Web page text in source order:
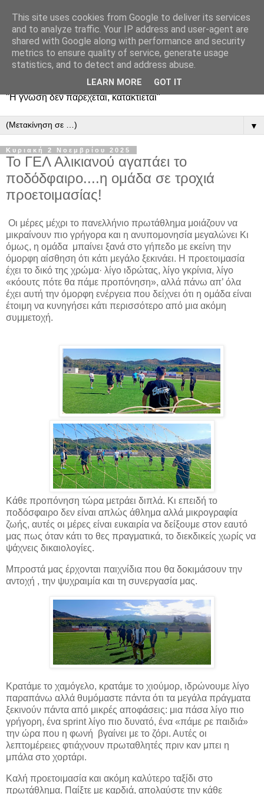
"Η γνώση δεν παρέχεται, κατακτιέται"
▼
Κυριακή 2 Νοεμβρίου 2025
Το ΓΕΛ Αλικιανού αγαπάει το
ποδόδφαιρο....η ομάδα σε τροχιά
προετοιμασίας!
Οι μέρες μέχρι το πανελλήνιο πρωτάθλημα μοιάζουν να
μικραίνουν πιο γρήγορα και η ανυπομονησία μεγαλώνει Κι
όμως, η ομάδα μπαίνει ξανά στο γήπεδο με εκείνη την
όμορφη αίσθηση ότι κάτι μεγάλο ξεκινάει. Η προετοιμασία
έχει το δικό της χρώμα· λίγο ιδρώτας, λίγο γκρίνια, λίγο
«κόουτς πότε θα πάμε προπόνηση», αλλά πάνω απ’ όλα
έχει αυτή την όμορφη ενέργεια που δείχνει ότι η ομάδα είναι
έτοιμη να κυνηγήσει κάτι περισσότερο από μια ακόμη
συμμετοχή.
Κάθε προπόνηση τώρα μετράει διπλά. Κι επειδή το
ποδόσφαιρο δεν είναι απλώς άθλημα αλλά μικρογραφία
ζωής, αυτές οι μέρες είναι ευκαιρία να δείξουμε στον εαυτό
μας πως όταν κάτι το θες πραγματικά, το διεκδικείς χωρίς να
ψάχνεις δικαιολογίες.
Μπροστά μας έρχονται παιχνίδια που θα δοκιμάσουν την
αντοχή , την ψυχραιμία και τη συνεργασία μας.
Κρατάμε το χαμόγελο, κρατάμε το χιούμορ, ιδρώνουμε λίγο
παραπάνω αλλά θυμόμαστε πάντα ότι τα μεγάλα πράγματα
ξεκινούν πάντα από μικρές αποφάσεις: μια πάσα λίγο πιο
γρήγορη, ένα sprint λίγο πιο δυνατό, ένα «πάμε ρε παιδιά»
την ώρα που η φωνή βγαίνει με το ζόρι. Αυτές οι
λεπτομέρειες φτιάχνουν πρωταθλητές πριν καν μπει η
μπάλα στο χορτάρι.
Καλή προετοιμασία και ακόμη καλύτερο ταξίδι στο
πρωτάθλημα. Παίξτε με καρδιά, απολαύστε την κάθε
This site uses cookies from Google to deliver its services
and to analyze traffic. Your IP address and user-agent are
shared with Google along with performance and security
metrics to ensure quality of service, generate usage
statistics, and to detect and address abuse.
LEARN MORE GOT IT